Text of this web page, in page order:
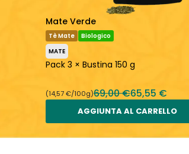
Mate Verde
Tè Mate
Biologico
MATE
Pack 3 × Bustina 150 g
(14,57 €/100g)69,00 €65,55 €
AGGIUNTA AL CARRELLO